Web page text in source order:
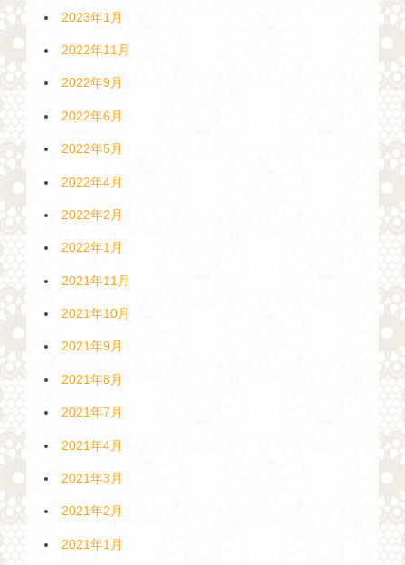
2023年1月
2022年11月
2022年9月
2022年6月
2022年5月
2022年4月
2022年2月
2022年1月
2021年11月
2021年10月
2021年9月
2021年8月
2021年7月
2021年4月
2021年3月
2021年2月
2021年1月